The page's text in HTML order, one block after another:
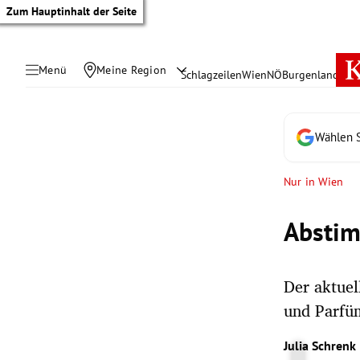
Zum Hauptinhalt der Seite
Menü Meine Region SchlagzeilenWienNÖBurgenland
Wählen
Nur in Wien
Der
und
Julia Schrenk